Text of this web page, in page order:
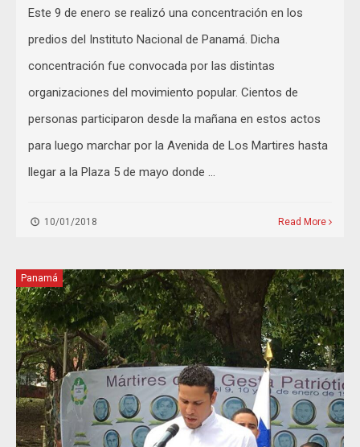
Este 9 de enero se realizó una concentración en los
predios del Instituto Nacional de Panamá. Dicha
concentración fue convocada por las distintas
organizaciones del movimiento popular. Cientos de
personas participaron desde la mañana en estos actos
para luego marchar por la Avenida de Los Martires hasta
llegar a la Plaza 5 de mayo donde …
10/01/2018 Read More
Panamá